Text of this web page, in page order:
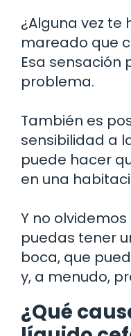
¿Alguna vez te
mareado que
Esa sensación
problema.
También es
sensibilidad a
puede hacer
en una
Y no
puedas tener
boca, que
y, a menudo,
¿Qué